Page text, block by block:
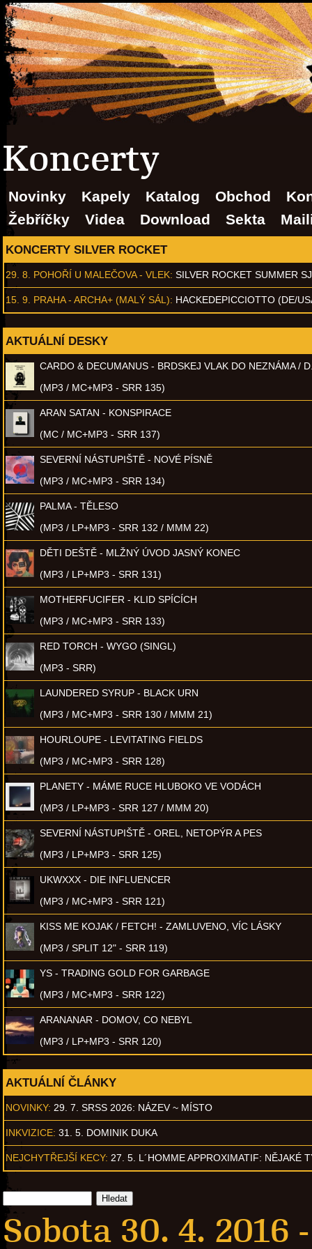
Koncerty
Novinky Kapely Katalog Obchod
Žebříčky
Videa Download Sekta
KONCERTY SILVER ROCKET
29. 8. POHOŘÍ U MALEČOVA - VLEK: SILVER ROCKET SUMMER
15. 9. PRAHA - ARCHA+ (MALÝ SÁL): HACKEDEPICCIOTTO (DE/
AKTUÁLNÍ DESKY
CARDO & DECUMANUS - BRDSKEJ VLAK DO NEZNÁMA /
(MP3 / MC+MP3 - SRR 135)
ARAN SATAN - KONSPIRACE
(MC / MC+MP3 - SRR 137)
SEVERNÍ NÁSTUPIŠTĚ - NOVÉ PÍSNĚ
(MP3 / MC+MP3 - SRR 134)
PALMA - TĚLESO
(MP3 / LP+MP3 - SRR 132 / MMM 22)
DĚTI DEŠTĚ - MLŽNÝ ÚVOD JASNÝ KONEC
(MP3 / LP+MP3 - SRR 131)
MOTHERFUCIFER - KLID SPÍCÍCH
(MP3 / MC+MP3 - SRR 133)
RED TORCH - WYGO (SINGL)
(MP3 - SRR)
LAUNDERED SYRUP - BLACK URN
(MP3 / MC+MP3 - SRR 130 / MMM 21)
HOURLOUPE - LEVITATING FIELDS
(MP3 / MC+MP3 - SRR 128)
PLANETY - MÁME RUCE HLUBOKO VE VODÁCH
(MP3 / LP+MP3 - SRR 127 / MMM 20)
SEVERNÍ NÁSTUPIŠTĚ - OREL, NETOPÝR A PES
(MP3 / LP+MP3 - SRR 125)
UKWXXX - DIE INFLUENCER
(MP3 / MC+MP3 - SRR 121)
KISS ME KOJAK / FETCH! - ZAMLUVENO, VÍC LÁSKY
(MP3 / SPLIT 12" - SRR 119)
YS - TRADING GOLD FOR GARBAGE
(MP3 / MC+MP3 - SRR 122)
ARANANAR - DOMOV, CO NEBYL
(MP3 / LP+MP3 - SRR 120)
AKTUÁLNÍ ČLÁNKY
NOVINKY: 29. 7. SRSS 2026: NÁZEV ~ MÍSTO
INKVIZICE: 31. 5. DOMINIK DUKA
NEJCHYTŘEJŠÍ KECY: 27. 5. L´HOMME APPROXIMATIF: NĚJAKÉ
Sobota 30. 4. 2016